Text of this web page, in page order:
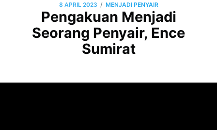
8 APRIL 2023 / MENJADI PENYAIR
Pengakuan Menjadi
Seorang Penyair, Ence
Sumirat